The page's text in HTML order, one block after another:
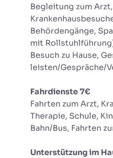
Begleitung zum
Behördengänge,
mit
Besuch zu Hause,
leisten/Gespräche/
Fahrdienste 7€
Fahrten zum Arzt,
Therapie, Schule,
Bahn/Bus, Fahrten
Unterstützung im